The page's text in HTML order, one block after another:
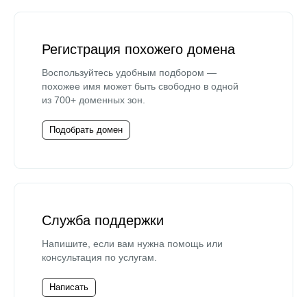
Регистрация похожего домена
Воспользуйтесь удобным подбором —
похожее имя может быть свободно в одной
из 700+ доменных зон.
Подобрать домен
Служба поддержки
Напишите, если вам нужна помощь или
консультация по услугам.
Написать